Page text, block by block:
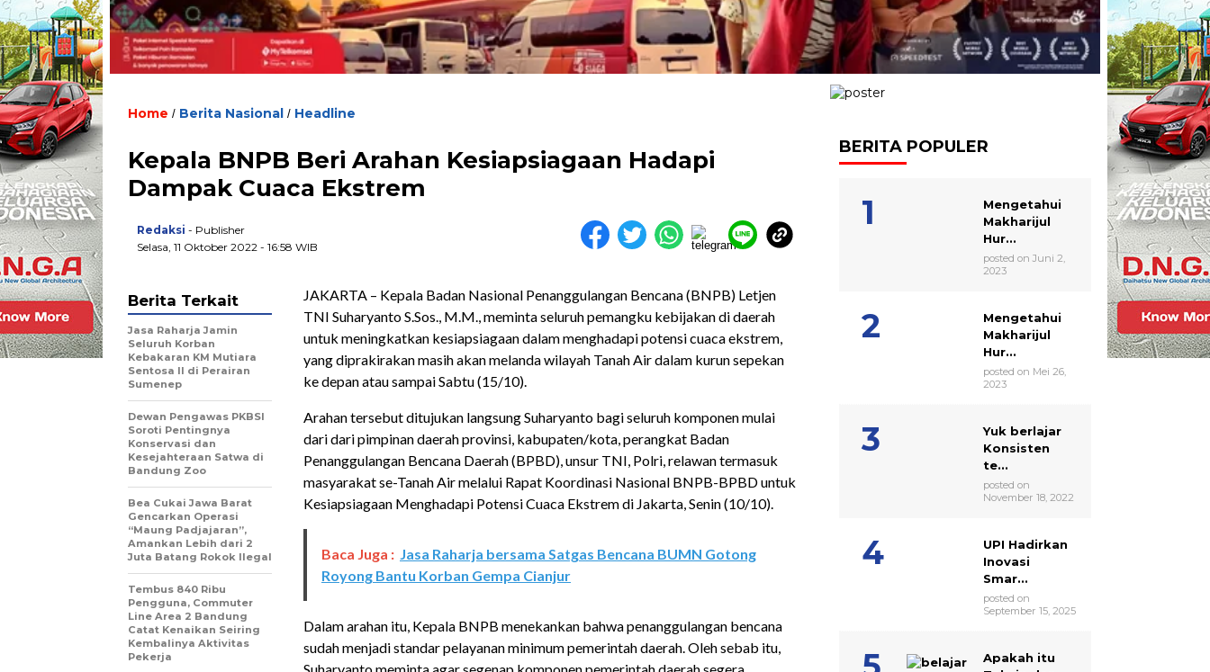
Home / Berita Nasional / Headline
Kepala BNPB Beri Arahan Kesiapsiagaan Hadapi
Dampak Cuaca Ekstrem
Redaksi - Publisher
Selasa, 11 Oktober 2022 - 16:58 WIB
JAKARTA – Kepala Badan Nasional Penanggulangan Bencana (BNPB) Letjen
TNI Suharyanto S.Sos., M.M., meminta seluruh pemangku kebijakan di daerah
untuk meningkatkan kesiapsiagaan dalam menghadapi potensi cuaca ekstrem,
yang diprakirakan masih akan melanda wilayah Tanah Air dalam kurun sepekan
ke depan atau sampai Sabtu (15/10).
Arahan tersebut ditujukan langsung Suharyanto bagi seluruh komponen mulai
dari dari pimpinan daerah provinsi, kabupaten/kota, perangkat Badan
Penanggulangan Bencana Daerah (BPBD), unsur TNI, Polri, relawan termasuk
masyarakat se-Tanah Air melalui Rapat Koordinasi Nasional BNPB-BPBD untuk
Kesiapsiagaan Menghadapi Potensi Cuaca Ekstrem di Jakarta, Senin (10/10).
Baca Juga : Jasa Raharja bersama Satgas Bencana BUMN Gotong
Royong Bantu Korban Gempa Cianjur
Dalam arahan itu, Kepala BNPB menekankan bahwa penanggulangan bencana
sudah menjadi standar pelayanan minimum pemerintah daerah. Oleh sebab itu,
Berita Terkait
Jasa Raharja Jamin
Seluruh Korban
Kebakaran KM Mutiara
Sentosa II di Perairan
Sumenep
Dewan Pengawas PKBSI
Soroti Pentingnya
Konservasi dan
Kesejahteraan Satwa di
Bandung Zoo
Bea Cukai Jawa Barat
Gencarkan Operasi
“Maung Padjajaran”,
Amankan Lebih dari 2
Juta Batang Rokok Ilegal
Tembus 840 Ribu
Pengguna, Commuter
Line Area 2 Bandung
Catat Kenaikan Seiring
Kembalinya Aktivitas
Pekerja
BERITA POPULER
Mengetahui
Makharijul
Hur...
posted on Juni 2,
2023
Mengetahui
Makharijul
Hur...
posted on Mei 26,
2023
Yuk berlajar
Konsisten
te...
posted on
November 18, 2022
UPI Hadirkan
Inovasi
Smar...
posted on
September 15, 2025
Apakah itu